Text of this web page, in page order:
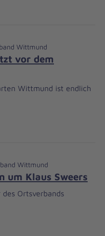
Wittmund
vor dem
Wittmund ist endlich
Wittmund
um Klaus Sweers
Ortsverbands